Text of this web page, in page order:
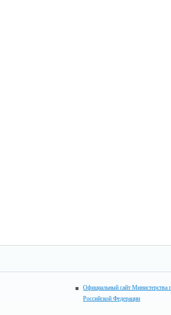
Официальный сайт Министерства
Российской Федерации